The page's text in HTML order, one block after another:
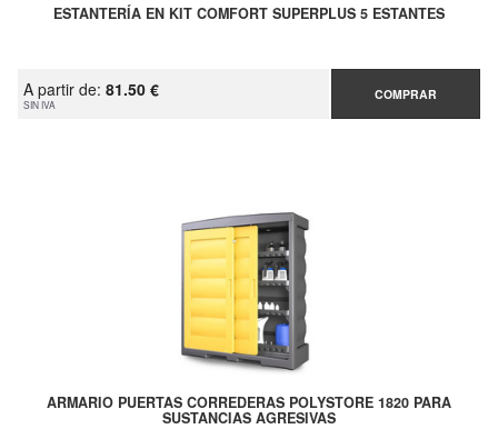
ESTANTERÍA EN KIT COMFORT SUPERPLUS 5 ESTANTES
A partir de: 81.50 €
SIN IVA
COMPRAR
ARMARIO PUERTAS CORREDERAS POLYSTORE 1820 PARA
SUSTANCIAS AGRESIVAS